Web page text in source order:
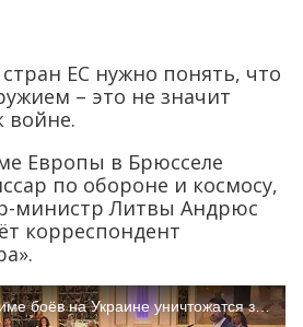
ЕС нужно понять, что
– это не значит
войне.
Европы в Брюсселе
по обороне и космосу,
министр Литвы Андрюс
корреспондент